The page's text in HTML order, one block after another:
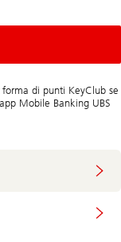
di punti KeyClub se
Mobile Banking UBS